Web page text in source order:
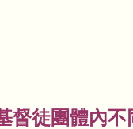
督徒團體內